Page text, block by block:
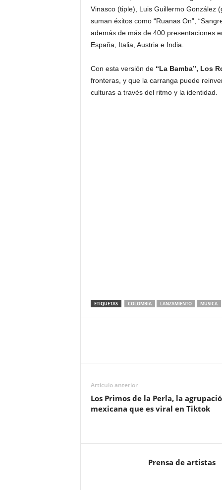
Vinasco (tiple), Luis Guillermo González
suman éxitos como “Ruanas On”,
además de más de 400 presentaciones
España, Italia, Austria e India.
Con esta versión de “La Bamba”, Los
fronteras, y que la carranga puede
culturas a través del ritmo y la identidad.
ETIQUETAS COLOMBIA LANZAMIENTO MUSICA
Artículo anterior
Los Primos de la Perla, la
mexicana que es viral en Tiktok
Prensa de artistas